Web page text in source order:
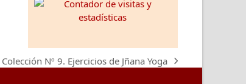
next
Colección Nº 9. Ejercicios de Jñana Yoga